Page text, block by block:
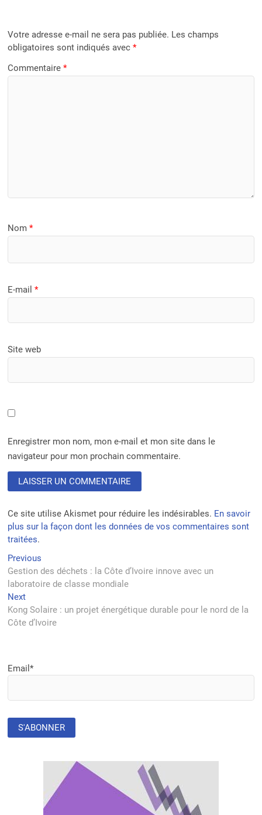
Votre adresse e-mail ne sera pas publiée. Les champs
obligatoires sont indiqués avec*
Commentaire*
Nom*
E-mail*
Site web
Enregistrer mon nom, mon e-mail et mon site dans le
navigateur pour mon prochain commentaire.
Ce site utilise Akismet pour réduire les indésirables. En savoir
plus sur la façon dont les données de vos commentaires sont
traitées.
Navigation
de
l’article
Previous
post:
Gestion des déchets : la Côte d’Ivoire innove avec un
laboratoire de classe mondiale
NextNext
post:
Kong Solaire : un projet énergétique durable pour le nord de la
Côte d’Ivoire
Email*